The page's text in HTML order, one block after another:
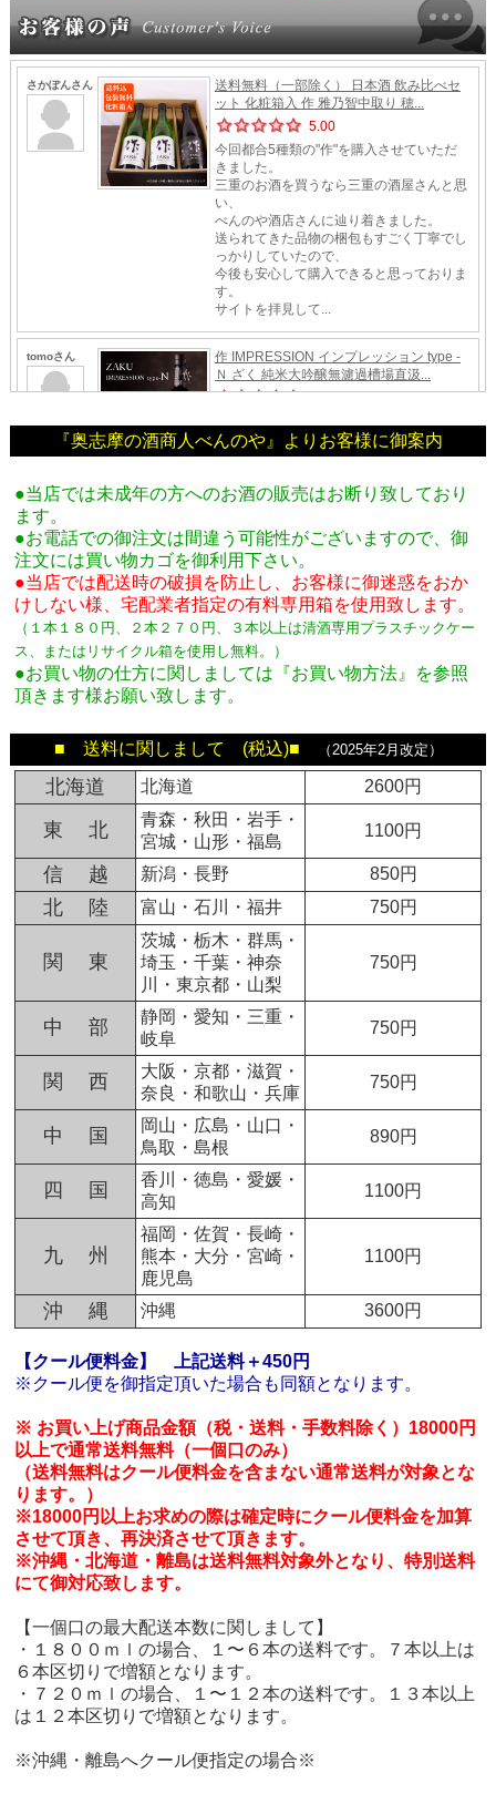
『奥志摩の酒商人べんのや』よりお客様に御案内
●当店では未成年の方へのお酒の販売はお断り致しており
ます。
●お電話での御注文は間違う可能性がございますので、御
注文には買い物カゴを御利用下さい。
●当店では配送時の破損を防止し、お客様に御迷惑をおか
けしない様、宅配業者指定の有料専用箱を使用致します。
（１本１８０円、２本２７０円、３本以上は清酒専用プラスチックケー
ス、またはリサイクル箱を使用し無料。
）
●お買い物の仕方に関しましては『お買い物方法』を参照
頂きます様お願い致します。
■ 送料に関しまして (税込)■ （2025年2月改定）
北海道 北海道 2600円
東 北
青森・秋田・岩手・
宮城・山形・福島
1100円
信 越 新潟・長野 850円
北 陸 富山・石川・福井 750円
関 東
茨城・栃木・群馬・
埼玉・千葉・神奈
川・東京都・山梨
750円
中 部
静岡・愛知・三重・
岐阜
750円
関 西
大阪・京都・滋賀・
奈良・和歌山・兵庫
750円
中 国
岡山・広島・山口・
鳥取・島根
890円
四 国
香川・徳島・愛媛・
高知
1100円
九 州
福岡・佐賀・長崎・
熊本・大分・宮崎・
鹿児島
1100円
沖 縄 沖縄 3600円
【クール便料金】
上記送料＋450円
※クール便を御指定頂いた場合も同額となります。
※ お買い上げ商品金額（税・送料・手数料除く）18000円
以上で通常送料無料（一個口のみ）
（送料無料はクール便料金を含まない通常送料が対象とな
ります。）
※18000円以上お求めの際は確定時にクール便料金を加算
させて頂き、再決済させて頂きます。
※沖縄・北海道・離島は送料無料対象外となり、特別送料
にて御対応致します。
【一個口の最大配送本数に関しまして】
・１８００ｍｌの場合、１〜６本の送料です。７本以上は
６本区切りで増額となります。
・７２０ｍｌの場合、１〜１２本の送料です。１３本以上
は１２本区切りで増額となります。
※沖縄・離島へクール便指定の場合※